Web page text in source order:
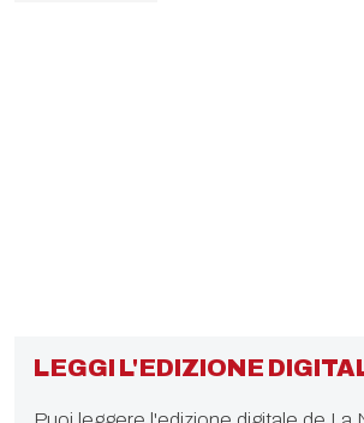
LEGGI L'EDIZIONE